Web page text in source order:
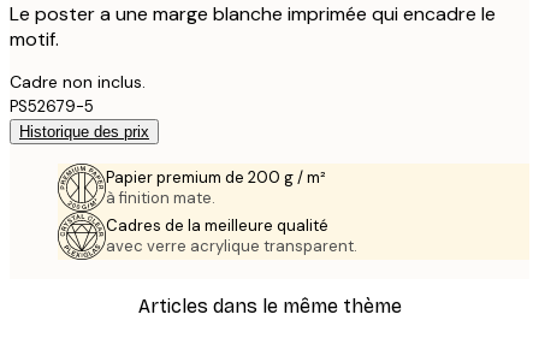
Le poster a une marge blanche imprimée qui encadre le
motif.
Cadre non inclus.
PS52679-5
Historique des prix
Papier premium de 200 g / m²
à finition mate.
Cadres de la meilleure qualité
avec verre acrylique transparent.
Articles dans le même thème